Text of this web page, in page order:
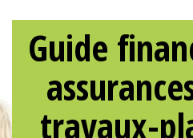
Guide
travaux-